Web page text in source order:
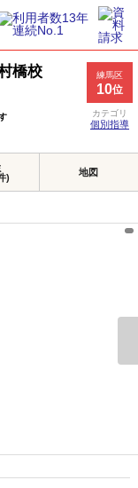
橋校 練馬区
10位
カテゴリ
個別指導
)
地図